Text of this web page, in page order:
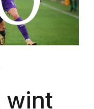
wint